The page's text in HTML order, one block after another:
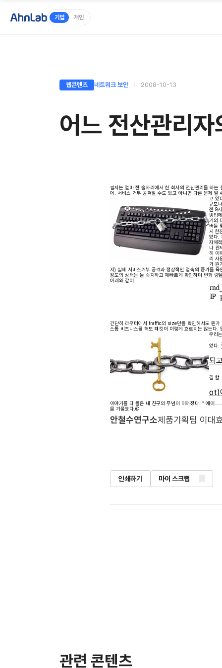
기업 개인
웹콘텐츠 네트워크 보안 2008-10-13
어느 전산관리
필자는 얼마 전 술자리에서 한 회사의 전산관리를 하
어. 서비스 거부 공격일 수도 있고 아니면 다른 문제
고 있
규모
전 9
방법
거의
버들
시 한
았다.
자체
나 관
히 이
리 사
가 뭔
지) 실제 서비스거부 공격과 정상적인 접속의 증가를
정도의 상태는 늘 숙지하고 재빠르게 확인하며 변화
아래와 같이
간단히 라우터에서 traffic의 size만을 확인해서도 뭔가
스톱 비즈니스를 해도 패킷이 이렇게 흐르지는 않는다
우리
었다.
되
결 할
ot)
이야기를 다 들은 내 친구의 푸념이 이어졌다. “ 에이
을 기울였다.@
안철수연구소제품기획팀 이대
인쇄하기 마이 스크랩
관련 콘텐츠